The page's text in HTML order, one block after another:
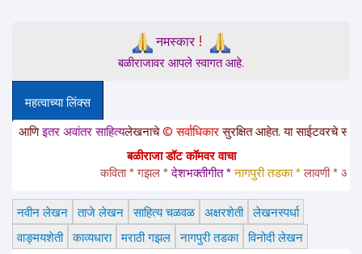
नमस्कार!
बळीराजावर आपले स्वागत आहे.
महत्वाच्या लिंक्स
अवांतर साहित्यलेखनाचे© सर्वाधिकारसुरक्षित आहेत. या साईटवरचे साहित्य इतरांना
बळीराजा डॉट कॉमवर वाचा
कविता * गझल * देशभक्तीगीत * नागपुरी तडका * लावणी * अंगाईगीत
नवीन लेखन ताजे लेखन साहित्य चळवळ अक्षरशेती लेखनस्पर्धा
वाङ्मयशेती काव्यधारा मराठी गझल नागपुरी तडका विनोदी लेखन